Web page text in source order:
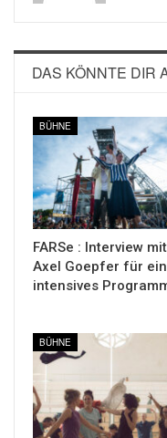
DAS KÖNNTE DIR
BÜHNE
FARSe : Interview mit
Axel Goepfer für ein
intensives
BÜHNE